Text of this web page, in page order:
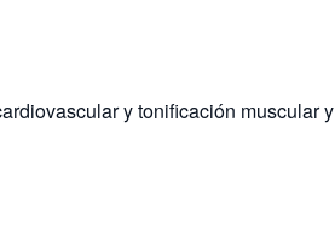
y tonificación muscular